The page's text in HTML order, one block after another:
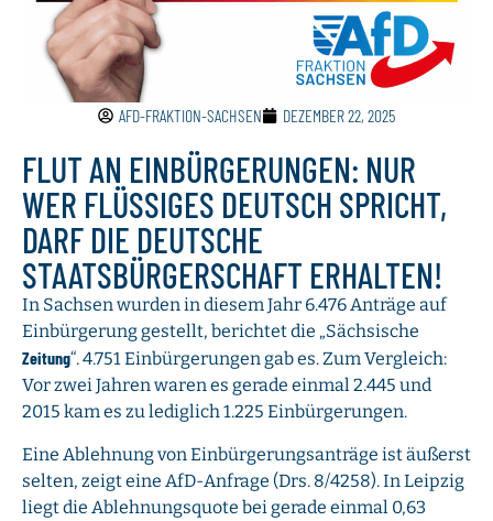
AFD-FRAKTION-SACHSEN DEZEMBER 22, 2025
FLUT AN EINBÜRGERUNGEN: NUR
WER FLÜSSIGES DEUTSCH SPRICHT,
DARF DIE DEUTSCHE
STAATSBÜRGERSCHAFT ERHALTEN!
In Sachsen wurden in diesem Jahr 6.476 Anträge auf
Einbürgerung gestellt, berichtet die „Sächsische
Zeitung“. 4.751 Einbürgerungen gab es. Zum Vergleich:
Vor zwei Jahren waren es gerade einmal 2.445 und
2015 kam es zu lediglich 1.225 Einbürgerungen.
Eine Ablehnung von Einbürgerungsanträge ist äußerst
selten, zeigt eine AfD-Anfrage (Drs. 8/4258). In Leipzig
liegt die Ablehnungsquote bei gerade einmal 0,63